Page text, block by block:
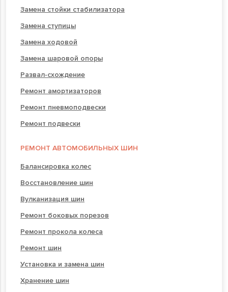
Замена стойки стабилизатора
Замена ступицы
Замена ходовой
Замена шаровой опоры
Развал-схождение
Ремонт амортизаторов
Ремонт пневмоподвески
Ремонт подвески
РЕМОНТ АВТОМОБИЛЬНЫХ ШИН
Балансировка колес
Восстановление шин
Вулканизация шин
Ремонт боковых порезов
Ремонт прокола колеса
Ремонт шин
Установка и замена шин
Хранение шин